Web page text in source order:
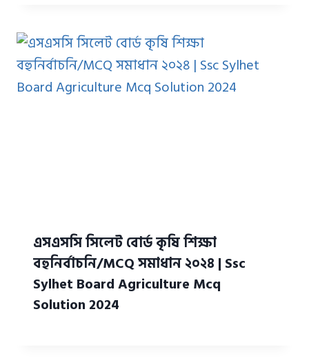
এসএসসি সিলেট বোর্ড কৃষি শিক্ষা
বহুনির্বাচনি/MCQ সমাধান ২০২৪ | Ssc
Sylhet Board Agriculture Mcq
Solution 2024